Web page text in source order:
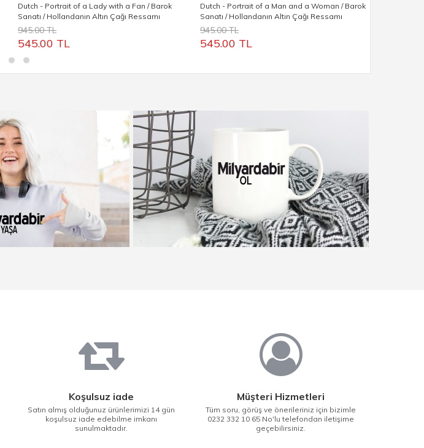
Dutch - Portrait of a Lady with a Fan / Barok
Sanatı / Hollandanın Altın Çağı Ressamı
945.00 TL
545.00 TL
Dutch - Portrait of a Man and a Woman / Barok
Sanatı / Hollandanın Altın Çağı Ressamı
945.00 TL
545.00 TL
Koşulsuz iade
Satın almış olduğunuz ürünlerimizi 14 gün
koşulsuz iade edebilme imkanı
sunulmaktadır.
Müşteri Hizmetleri
Tüm soru, görüş ve önerileriniz için bizimle
0232 332 10 65 No'lu telefondan iletişime
geçebilirsiniz.